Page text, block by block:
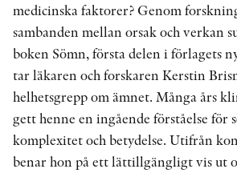
medicinska faktorer? Genom
sambanden mellan orsak och verkan
boken Sömn, första delen i förlagets
tar läkaren och forskaren Kerstin
helhetsgrepp om ämnet. Många års
gett henne en ingående förståelse för
komplexitet och betydelse. Utifrån
benar hon på ett lättillgängligt vis ut